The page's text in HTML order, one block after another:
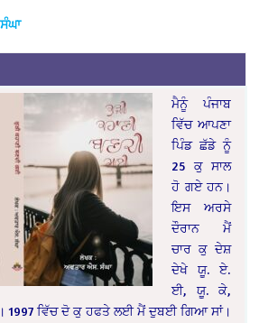
ਮੈਨੂੰ ਪੰਜਾਬ
ਵਿੱਚ ਆਪਣਾ
ਪਿੰਡ ਛੱਡੇ ਨੂੰ
25 ਕੁ ਸਾਲ
ਹੋ ਗਏ ਹਨ।
ਇਸ ਅਰਸੇ
ਦੌਰਾਨ ਮੈਂ
ਚਾਰ ਕੁ ਦੇਸ਼
ਦੇਖੇ ਯੂ. ਏ.
ਈ, ਯੂ. ਕੇ,
ਵਿੱਚ ਦੋ ਕੁ ਹਫਤੇ ਲਈ ਮੈਂ ਦੁਬਈ ਗਿਆ ਸਾਂ।